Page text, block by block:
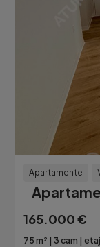
Apartamente
165.000 €
75 m² 3 cam